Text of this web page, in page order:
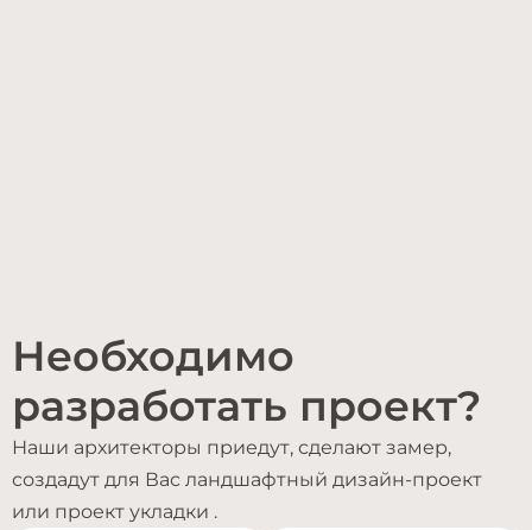
Необходимо
разработать проект?
Наши архитекторы приедут, сделают замер,
создадут для Вас ландшафтный дизайн-проект
или проект укладки .